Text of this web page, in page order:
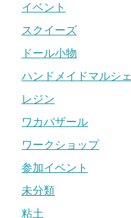
イベント
スクイーズ
ドール小物
ハンドメイドマルシェ
レジン
ワカバザール
ワークショップ
参加イベント
未分類
粘土